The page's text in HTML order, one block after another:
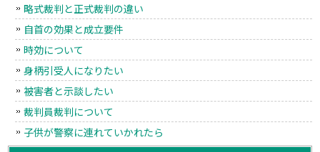
略式裁判と正式裁判の違い
自首の効果と成立要件
時効について
身柄引受人になりたい
被害者と示談したい
裁判員裁判について
子供が警察に連れていかれたら